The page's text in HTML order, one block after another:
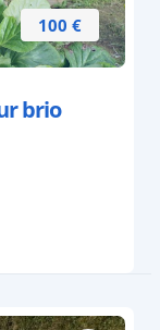
100 €
brio